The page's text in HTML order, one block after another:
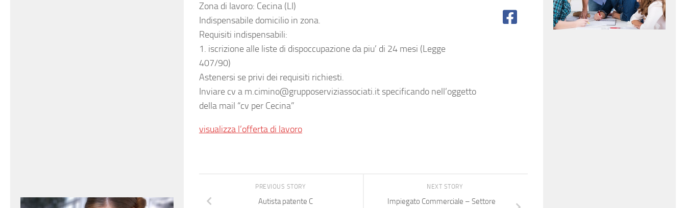
Zona di lavoro: Cecina (LI)
Indispensabile domicilio in zona.
Requisiti indispensabili:
1. iscrizione alle liste di dispoccupazione da piu’ di 24 mesi (Legge
407/90)
Astenersi se privi dei requisiti richiesti.
Inviare cv a m.cimino@grupposerviziassociati.it specificando nell’oggetto
della mail “cv per Cecina”
visualizza l’offerta di lavoro
NEXT STORY
Impiegato Commerciale – Settore
PREVIOUS STORY
Autista patente C